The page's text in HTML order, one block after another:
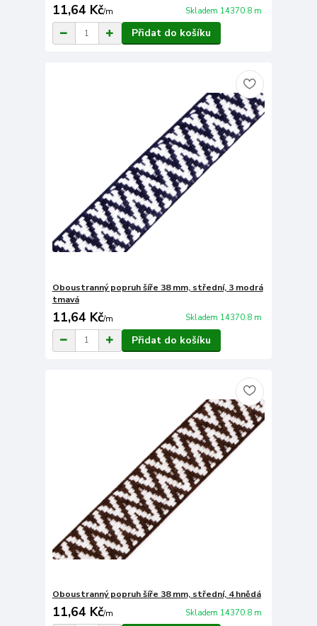
11,64 Kč/m Skladem 14370.8 m
Přidat do košíku
Oboustranný popruh šíře 38 mm, střední, 3 modrá
tmavá
11,64 Kč/m Skladem 14370.8 m
Přidat do košíku
Oboustranný popruh šíře 38 mm, střední, 4 hnědá
11,64 Kč/m Skladem 14370.8 m